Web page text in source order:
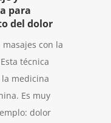
para
del dolor
con la
técnica
medicina
Es muy
dolor